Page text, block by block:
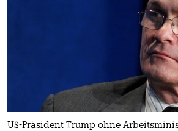
US-Präsident Trump ohne